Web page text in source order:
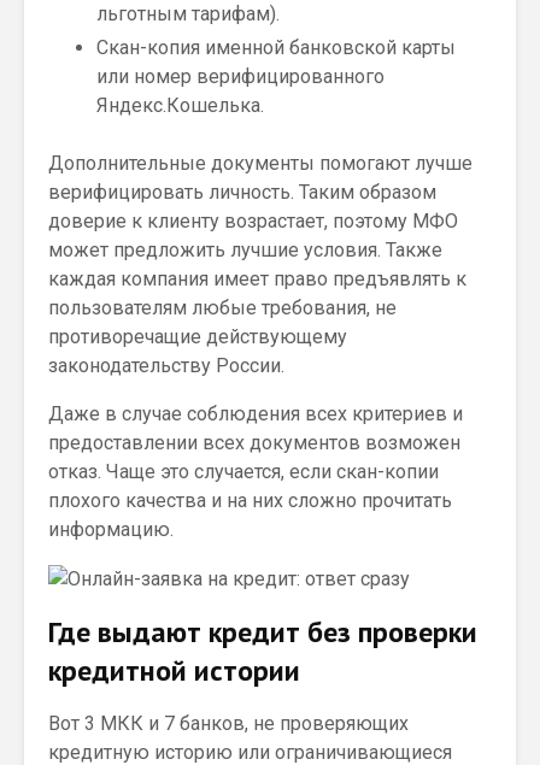
льготным тарифам).
Скан-копия именной банковской карты
или номер верифицированного
Яндекс.Кошелька.
Дополнительные документы помогают лучше
верифицировать личность. Таким образом
доверие к клиенту возрастает, поэтому МФО
может предложить лучшие условия. Также
каждая компания имеет право предъявлять к
пользователям любые требования, не
противоречащие действующему
законодательству России.
Даже в случае соблюдения всех критериев и
предоставлении всех документов возможен
отказ. Чаще это случается, если скан-копии
плохого качества и на них сложно прочитать
информацию.
Где выдают кредит без проверки
кредитной истории
Вот 3 МКК и 7 банков, не проверяющих
кредитную историю или ограничивающиеся